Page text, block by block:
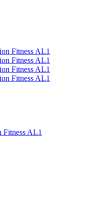
Fitness AL1